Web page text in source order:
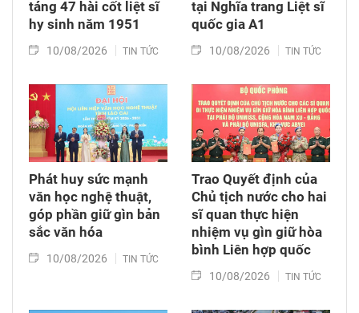
táng 47 hài cốt liệt sĩ
hy sinh năm 1951
10/08/2026 TIN TỨC
tại Nghĩa trang Liệt sĩ
quốc gia A1
10/08/2026 TIN TỨC
Phát huy sức mạnh
văn học nghệ thuật,
góp phần giữ gìn bản
sắc văn hóa
10/08/2026 TIN TỨC
Trao Quyết định của
Chủ tịch nước cho hai
sĩ quan thực hiện
nhiệm vụ gìn giữ hòa
bình Liên hợp quốc
10/08/2026 TIN TỨC